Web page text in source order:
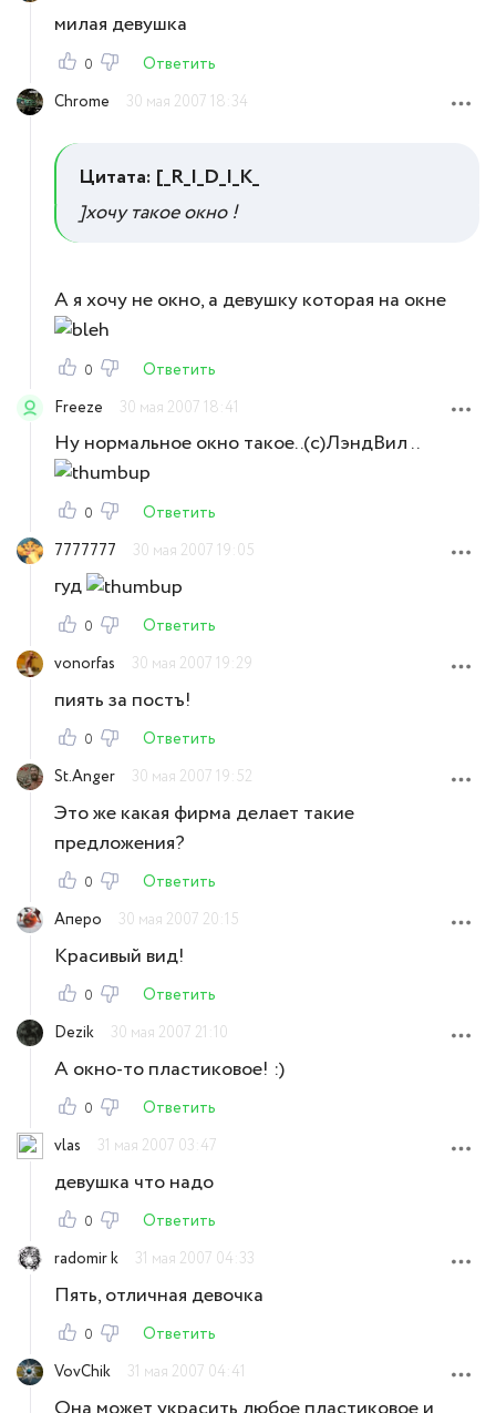
милая девушка
0
Ответить
Chrome
30 мая 2007 18:34
Цитата: [_R_I_D_I_K_
]хочу такое окно !
А я хочу не окно, а девушку которая на окне
0
Ответить
Freeze
30 мая 2007 18:41
Ну нормальное окно такое..(с)ЛэндВил ..
0
Ответить
7777777
30 мая 2007 19:05
гуд
0
Ответить
vonorfas
30 мая 2007 19:29
пиять за постъ!
0
Ответить
St.Anger
30 мая 2007 19:52
Это же какая фирма делает такие
предложения?
0
Ответить
Аперо
30 мая 2007 20:15
Красивый вид!
0
Ответить
Dezik
30 мая 2007 21:10
А окно-то пластиковое! :)
0
Ответить
vlas
31 мая 2007 03:47
девушка что надо
0
Ответить
radomir k
31 мая 2007 04:33
Пять, отличная девочка
0
Ответить
VovChik
31 мая 2007 04:41